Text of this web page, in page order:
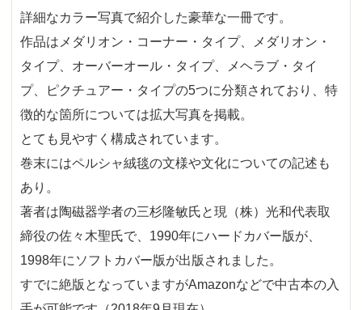
詳細なカラー写真で紹介した豪華な一冊です。
作品はメダリオン・コーナー・タイプ、メダリオン・
タイプ、オーバーオール・タイプ、メヘラブ・タイ
プ、ピクチュアー・タイプの5つに分類されており、特
徴的な箇所については拡大写真を掲載。
とても見やすく構成されています。
巻末にはペルシャ絨毯の文様や文化についての記述も
あり。
著者は陶磁器学者の三杉隆敏氏と現（株）光和代表取
締役の佐々木聖氏で、1990年にハードカバー版が、
1998年にソフトカバー版が出版されました。
すでに絶版となっていますがAmazonなどで中古本の入